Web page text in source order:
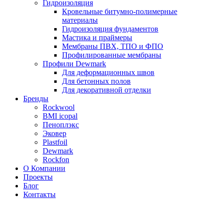
Гидроизоляция
Кровельные битумно-полимерные
материалы
Гидроизоляция фундаментов
Мастика и праймеры
Мембраны ПВХ, ТПО и ФПО
Профилированные мембраны
Профили Dewmark
Для деформационных швов
Для бетонных полов
Для декоративной отделки
Бренды
Rockwool
BMI icopal
Пеноплэкс
Эковер
Plastfoil
Dewmark
Rockfon
О Компании
Проекты
Блог
Контакты